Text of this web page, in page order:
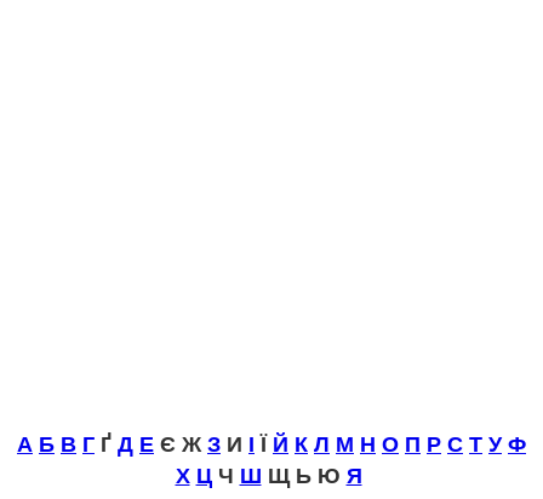
А Б В Г ҐД ЕЄ ЖЗ И ІЇЙ КЛ М Н О П РСТУФ
Х ЦЧ Ш Щ Ь Ю Я